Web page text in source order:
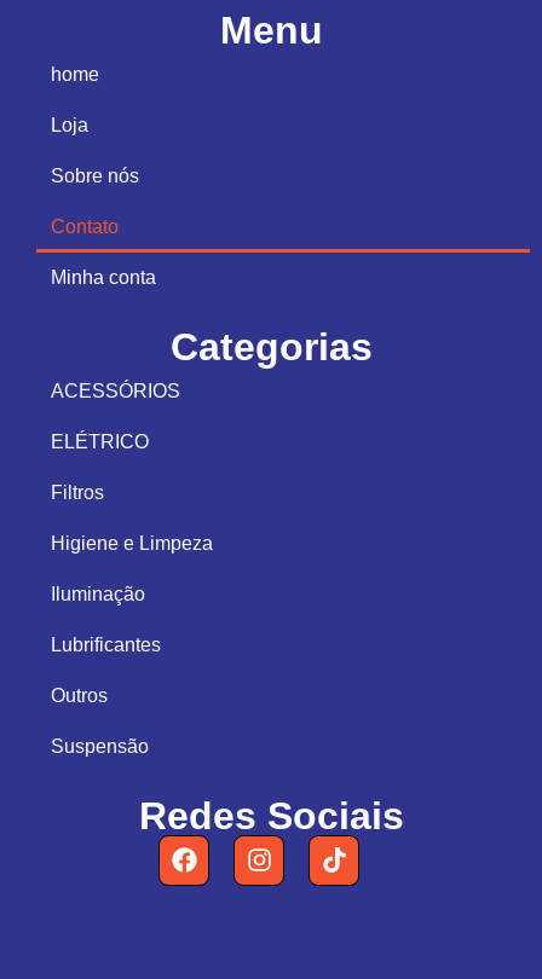
Menu
home
Loja
Sobre nós
Contato
Minha conta
Categorias
ACESSÓRIOS
ELÉTRICO
Filtros
Higiene e Limpeza
Iluminação
Lubrificantes
Outros
Suspensão
Redes Sociais